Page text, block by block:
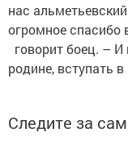
нас
огромное спасибо
говорит боец. –
родине, вступать
Следите за